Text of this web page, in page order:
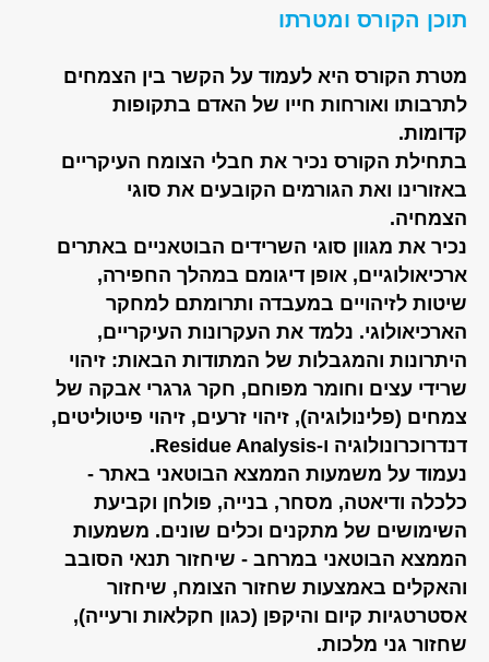
תוכן הקורס ומטרתו
מטרת הקורס היא לעמוד על הקשר בין הצמחים
לתרבותו ואורחות חייו של האדם בתקופות
קדומות.
בתחילת הקורס נכיר את חבלי הצומח העיקריים
באזורינו ואת הגורמים הקובעים את סוגי
הצמחיה.
נכיר את מגוון סוגי השרידים הבוטאניים באתרים
ארכיאולוגיים, אופן דיגומם במהלך החפירה,
שיטות לזיהויים במעבדה ותרומתם למחקר
הארכיאולוגי. נלמד את העקרונות העיקריים,
היתרונות והמגבלות של המתודות הבאות: זיהוי
שרידי עצים וחומר מפוחם, חקר גרגרי אבקה של
צמחים (פלינולוגיה), זיהוי זרעים, זיהוי פיטוליטים,
דנדרוכרונולוגיה ו-Residue Analysis.
נעמוד על משמעות הממצא הבוטאני באתר -
כלכלה ודיאטה, מסחר, בנייה, פולחן וקביעת
השימושים של מתקנים וכלים שונים. משמעות
הממצא הבוטאני במרחב - שיחזור תנאי הסובב
והאקלים באמצעות שחזור הצומח, שיחזור
אסטרטגיות קיום והיקפן (כגון חקלאות ורעייה),
שחזור גני מלכות.